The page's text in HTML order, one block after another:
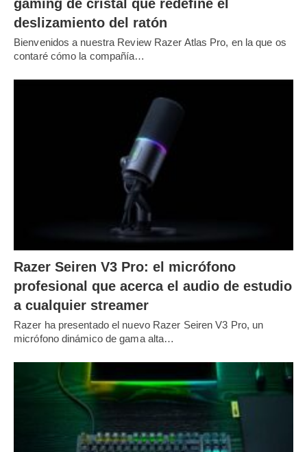
gaming de cristal que redefine el
deslizamiento del ratón
Bienvenidos a nuestra Review Razer Atlas Pro, en la que os
contaré cómo la compañía…
Razer Seiren V3 Pro: el micrófono
profesional que acerca el audio de estudio
a cualquier streamer
Razer ha presentado el nuevo Razer Seiren V3 Pro, un
micrófono dinámico de gama alta…